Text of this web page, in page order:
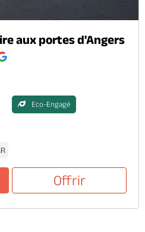
aux portes d'Angers
Eco-Engagé
Offrir